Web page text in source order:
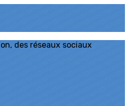
des réseaux sociaux